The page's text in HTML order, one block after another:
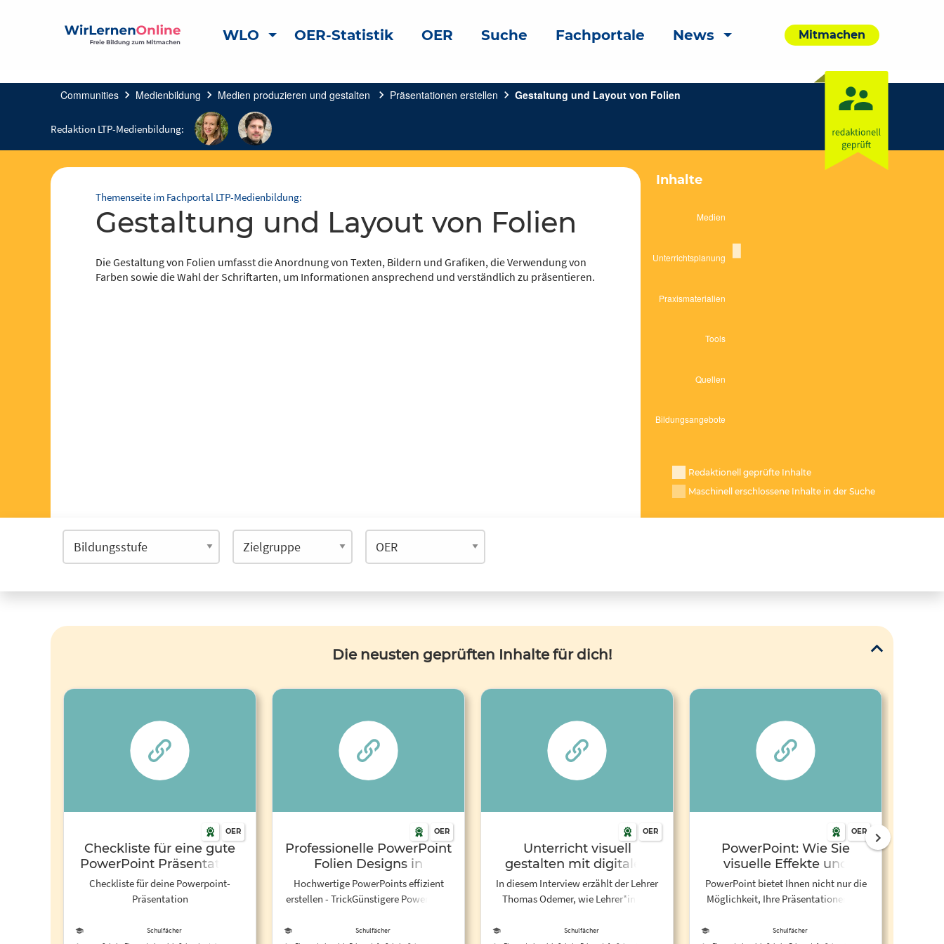
WLO OER-Statistik OER Suche Fachportale News Mitmachen
Communities chevron_right Medienbildung chevron_right Medien produzieren und gestalten chevron_right Präsentationen erstellen chevron_right Gestaltung und Layout von Folien
Redaktion LTP-Medienbildung:
Themenseite im Fachportal LTP-Medienbildung:
Gestaltung und Layout von Folien
Die Gestaltung von Folien umfasst die Anordnung von Texten, Bildern und Grafiken, die Verwendung von
Farben sowie die Wahl der Schriftarten, um Informationen ansprechend und verständlich zu präsentieren.
Inhalte
Redaktionell geprüfte Inhalte
Maschinell erschlossene Inhalte in der Suche
Die neusten geprüften Inhalte für dich!
OER
Checkliste für eine gute
PowerPoint Präsentation
Checkliste für deine Powerpoint-
Präsentation
Schulfächer
OER
Professionelle PowerPoint
Folien Designs in
Sekunden gestalten! -
Tutorial - YouTube
Hochwertige PowerPoints effizient
erstellen - TrickGünstigere PowerPoint
https://bit.ly/EinfachePräsentationenTool
Schulfächer
OER
Unterricht visuell
gestalten mit digitalen
Tools - fobizz
In diesem Interview erzählt der Lehrer
Thomas Odemer, wie Lehrer*innen
können.
Schulfächer
OER
PowerPoint: Wie Sie
visuelle Effekte und
Animationen in Ihre
Präsentationen einfügen -
PowerPoint bietet Ihnen nicht nur die
Möglichkeit, Ihre Präsentationen mit
Elementen auszustatten, sondern auch
Schulfächer